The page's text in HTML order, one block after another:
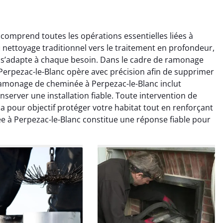
toutes les opérations essentielles liées à
nettoyage traditionnel vers le traitement en profondeur,
à chaque besoin. Dans le cadre de ramonage
le-Blanc opère avec précision afin de supprimer
de cheminée à Perpezac-le-Blanc inclut
une installation fiable. Toute intervention de
a pour objectif protéger votre habitat tout en renforçant
à Perpezac-le-Blanc constitue une réponse fiable pour
Perrin
janvier 2026
rapide et très
On sent tout de
au niveau
Très satisfait.
Yannick Morel
12 juillet 2025
Intervention très efficace
de ma cheminée. Le tirage
est nettement meilleur et
plus aucune odeur. Travail
propre et rapide.